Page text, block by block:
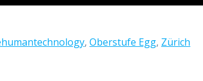
,Oberstufe Egg, Zürich